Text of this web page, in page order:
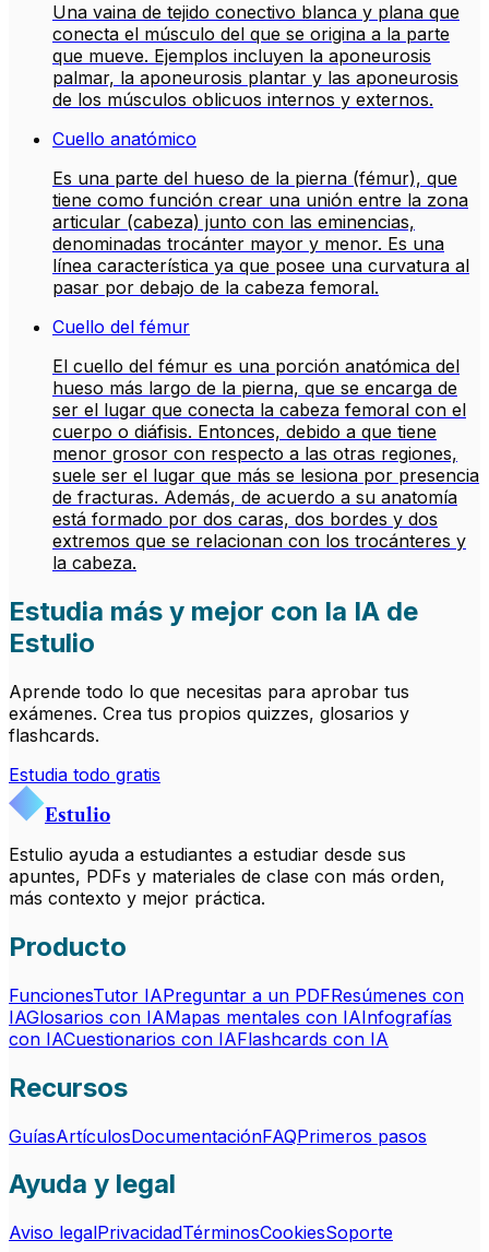
Una vaina de tejido conectivo blanca y plana que
conecta el músculo del que se origina a la parte
que mueve. Ejemplos incluyen la aponeurosis
palmar, la aponeurosis plantar y las aponeurosis
de los músculos oblicuos internos y externos.
Cuello anatómico
Es una parte del hueso de la pierna (fémur), que
tiene como función crear una unión entre la zona
articular (cabeza) junto con las eminencias,
denominadas trocánter mayor y menor. Es una
línea característica ya que posee una curvatura al
pasar por debajo de la cabeza femoral.
Cuello del fémur
El cuello del fémur es una porción anatómica del
hueso más largo de la pierna, que se encarga de
ser el lugar que conecta la cabeza femoral con el
cuerpo o diáfisis. Entonces, debido a que tiene
menor grosor con respecto a las otras regiones,
suele ser el lugar que más se lesiona por presencia
de fracturas. Además, de acuerdo a su anatomía
está formado por dos caras, dos bordes y dos
extremos que se relacionan con los trocánteres y
la cabeza.
Estudia más y mejor con la IA de
Estulio
Aprende todo lo que necesitas para aprobar tus
exámenes. Crea tus propios quizzes, glosarios y
flashcards.
Estudia todo gratis
Estulio
Estulio ayuda a estudiantes a estudiar desde sus
apuntes, PDFs y materiales de clase con más orden,
más contexto y mejor práctica.
Producto
FuncionesTutor IAPreguntar a un PDFResúmenes con
IAGlosarios con IAMapas mentales con IAInfografías
con IACuestionarios con IAFlashcards con IA
Recursos
GuíasArtículosDocumentaciónFAQPrimeros pasos
Ayuda y legal
Aviso legalPrivacidadTérminosCookiesSoporte